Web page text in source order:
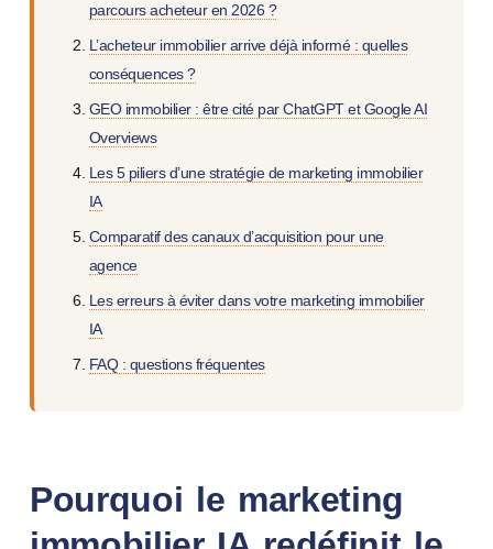
parcours acheteur en 2026 ?
L’acheteur immobilier arrive déjà informé : quelles
conséquences ?
GEO immobilier : être cité par ChatGPT et Google AI
Overviews
Les 5 piliers d’une stratégie de marketing immobilier
IA
Comparatif des canaux d’acquisition pour une
agence
Les erreurs à éviter dans votre marketing immobilier
IA
FAQ : questions fréquentes
Pourquoi le marketing